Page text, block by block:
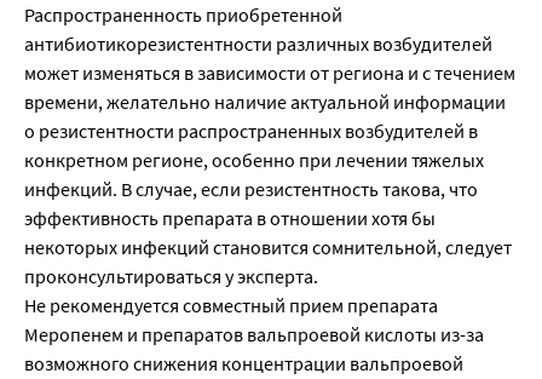
Распространенность приобретенной
антибиотикорезистентности различных возбудителей
может изменяться в зависимости от региона и с течением
времени, желательно наличие актуальной информации
о резистентности распространенных возбудителей в
конкретном регионе, особенно при лечении тяжелых
инфекций. В случае, если резистентность такова, что
эффективность препарата в отношении хотя бы
некоторых инфекций становится сомнительной, следует
проконсультироваться у эксперта.
Не рекомендуется совместный прием препарата
Меропенем и препаратов вальпроевой кислоты из-за
возможного снижения концентрации вальпроевой